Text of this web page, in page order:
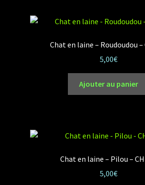
Chat en laine – Roudoudou –
5,00€
Ajouter au panier
Chat en laine – Pilou –
5,00€